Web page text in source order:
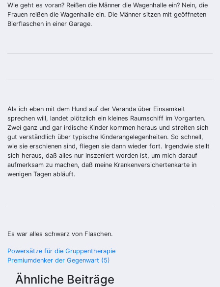
Wie geht es voran? Reißen die Männer die Wagenhalle ein? Nein, die
Frauen reißen die Wagenhalle ein. Die Männer sitzen mit geöffneten
Bierflaschen in einer Garage.
Als ich eben mit dem Hund auf der Veranda über Einsamkeit
sprechen will, landet plötzlich ein kleines Raumschiff im Vorgarten.
Zwei ganz und gar irdische Kinder kommen heraus und streiten sich
gut verständlich über typische Kinderangelegenheiten. So schnell,
wie sie erschienen sind, fliegen sie dann wieder fort. Irgendwie stellt
sich heraus, daß alles nur inszeniert worden ist, um mich darauf
aufmerksam zu machen, daß meine Krankenversichertenkarte in
wenigen Tagen abläuft.
Es war alles schwarz von Flaschen.
Beitragsnavigation
Powersätze für die Gruppentherapie
Premiumdenker der Gegenwart (5)
Ähnliche Beiträge